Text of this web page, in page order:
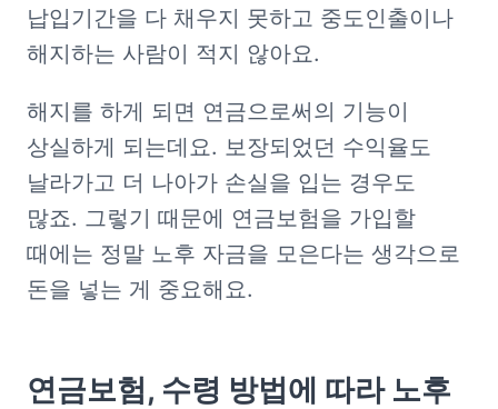
납입기간을 다 채우지 못하고 중도인출이나
해지하는 사람이 적지 않아요.
해지를 하게 되면 연금으로써의 기능이
상실하게 되는데요. 보장되었던 수익율도
날라가고 더 나아가 손실을 입는 경우도
많죠. 그렇기 때문에 연금보험을 가입할
때에는 정말 노후 자금을 모은다는 생각으로
돈을 넣는 게 중요해요.
연금보험, 수령 방법에 따라 노후